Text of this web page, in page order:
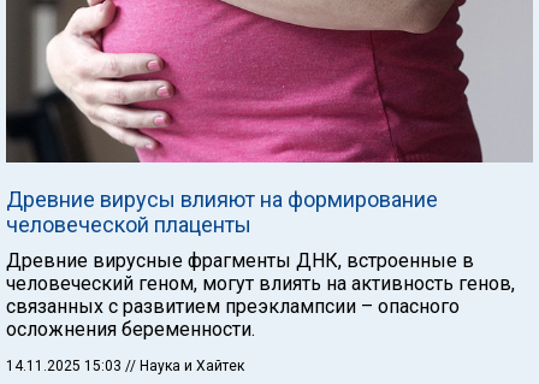
Древние вирусы влияют на формирование
человеческой плаценты
Древние вирусные фрагменты ДНК, встроенные в
человеческий геном, могут влиять на активность генов,
связанных с развитием преэклампсии – опасного
осложнения беременности.
14.11.2025 15:03 // Наука и Хайтек